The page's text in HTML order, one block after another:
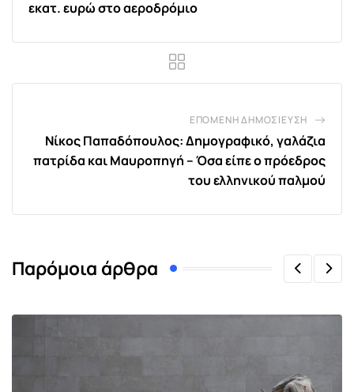
εκατ. ευρώ στο αεροδρόμιο
ΕΠΌΜΕΝΗ ΔΗΜΟΣΊΕΥΣΗ
Νίκος Παπαδόπουλος: Δημογραφικό, γαλάζια
πατρίδα και Μαυροπηγή – Όσα είπε ο πρόεδρος
του ελληνικού παλμού
Παρόμοια άρθρα